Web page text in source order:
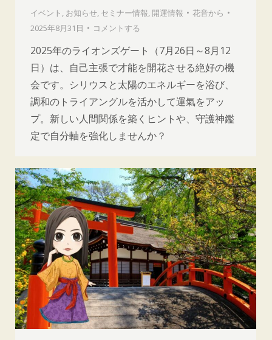
イベント , お知らせ, セミナー情報, 開運情報 花音から
2025年8月31日
コメントする
2025年のライオンズゲート（7月26日～8月12
日）は、自己主張で才能を開花させる絶好の機
会です。シリウスと太陽のエネルギーを浴び、
調和のトライアングルを活かして運氣をアッ
プ。新しい人間関係を築くヒントや、守護神鑑
定で自分軸を強化しませんか？